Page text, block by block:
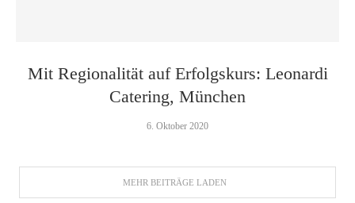
Mit Regionalität auf Erfolgskurs: Leonardi
Catering, München
6. Oktober 2020
MEHR BEITRÄGE LADEN